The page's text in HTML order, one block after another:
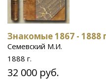
Знакомые 1867 - 1888
Семевский М.И.
1888 г.
32 000 руб.